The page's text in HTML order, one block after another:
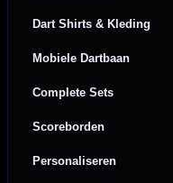
Dart Shirts & Kleding
Mobiele Dartbaan
Complete Sets
Scoreborden
Personaliseren